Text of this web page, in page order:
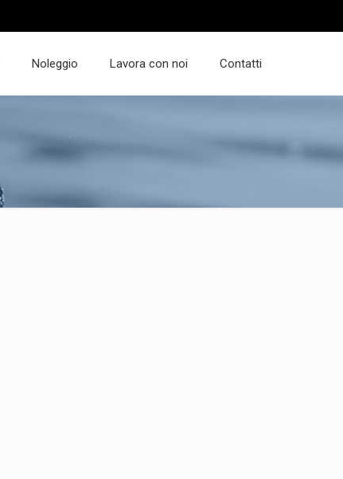
Noleggio Lavora con noi Contatti